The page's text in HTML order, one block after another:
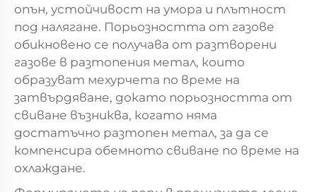
опън, устойчивост на умора и плътност
под налягане. Порьозността от газове
обикновено се получава от разтворени
газове в разтопения метал, които
образуват мехурчета по време на
затвърдяване, докато порьозността от
свиване възниква, когато няма
достатъчно разтопен метал, за да се
компенсира обемното свиване по време на
охлаждане.